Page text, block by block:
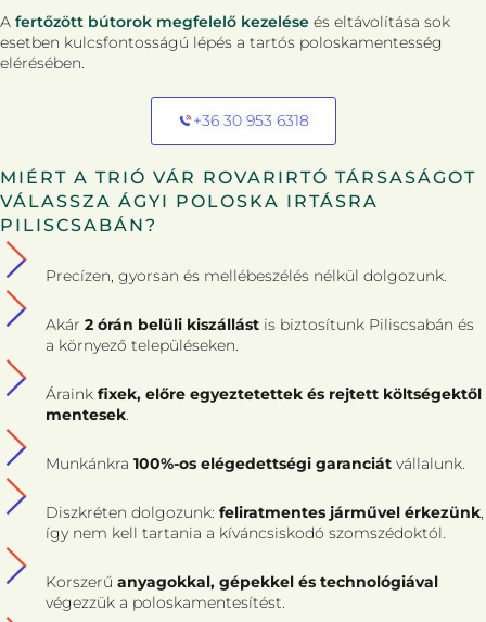
A fertőzött bútorok megfelelő kezelése és eltávolítása sok
esetben kulcsfontosságú lépés a tartós poloskamentesség
elérésében.
+36 30 953 6318
MIÉRT A TRIÓ VÁR ROVARIRTÓ TÁRSASÁGOT
VÁLASSZA ÁGYI POLOSKA IRTÁSRA
PILISCSABÁN?
Precízen, gyorsan és mellébeszélés nélkül dolgozunk.
Akár 2 órán belüli kiszállást is biztosítunk Piliscsabán és
a környező településeken.
Áraink fixek, előre egyeztetettek és rejtett költségektől
mentesek.
Munkánkra 100%-os elégedettségi garanciát vállalunk.
Diszkréten dolgozunk: feliratmentes járművel érkezünk,
így nem kell tartania a kíváncsiskodó szomszédoktól.
Korszerű anyagokkal, gépekkel és technológiával
végezzük a poloskamentesítést.